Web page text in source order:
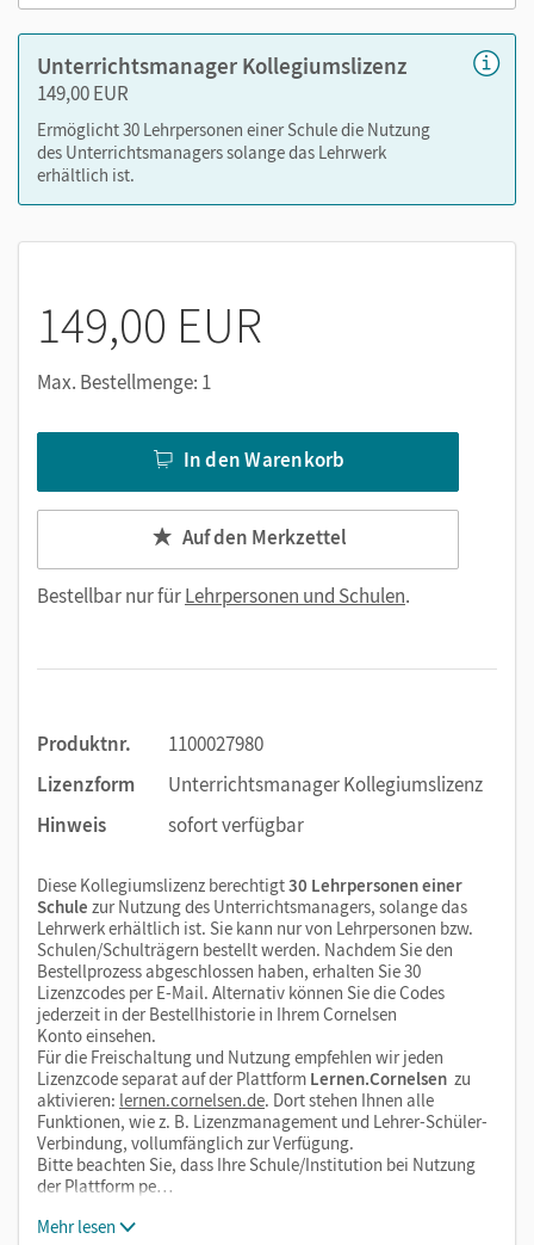
Unterrichtsmanager Kollegiumslizenz
149,00 EUR
Ermöglicht 30 Lehrpersonen einer Schule die Nutzung
des Unterrichtsmanagers solange das Lehrwerk
erhältlich ist.
149,00 EUR
Max. Bestellmenge: 1
In den Warenkorb
Auf den Merkzettel
Bestellbar nur fürLehrpersonen und Schulen.
Produktnr.
1100027980
Lizenzform
Unterrichtsmanager Kollegiumslizenz
Hinweis
sofort verfügbar
Diese Kollegiumslizenz berechtigt30 Lehrpersonen einer
Schule zur Nutzung des Unterrichtsmanagers, solange das
Lehrwerk erhältlich ist. Sie kann nur von Lehrpersonen bzw.
Schulen/Schulträgern bestellt werden. Nachdem Sie den
Bestellprozess abgeschlossen haben, erhalten Sie 30
Lizenzcodes per E-Mail. Alternativ können Sie die Codes
jederzeit in der Bestellhistorie in Ihrem Cornelsen
Konto einsehen.
Für die Freischaltung und Nutzung empfehlen wir jeden
Lizenzcode separat auf der Plattform Lernen.Cornelsen zu
aktivieren: lernen.cornelsen.de. Dort stehen Ihnen alle
Funktionen, wie z. B. Lizenzmanagement und Lehrer-Schüler-
Verbindung, vollumfänglich zur Verfügung.
Bitte beachten Sie, dass Ihre Schule/Institution bei Nutzung
der Plattform pe…
Mehr lesen